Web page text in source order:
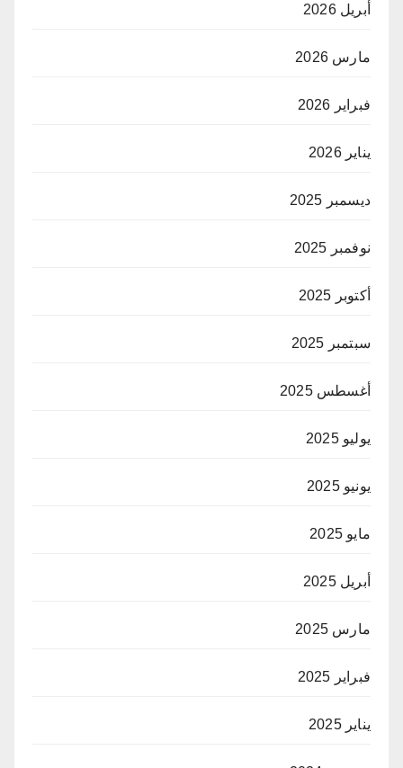
أبريل 2026
مارس 2026
فبراير 2026
يناير 2026
ديسمبر 2025
نوفمبر 2025
أكتوبر 2025
سبتمبر 2025
أغسطس 2025
يوليو 2025
يونيو 2025
مايو 2025
أبريل 2025
مارس 2025
فبراير 2025
يناير 2025